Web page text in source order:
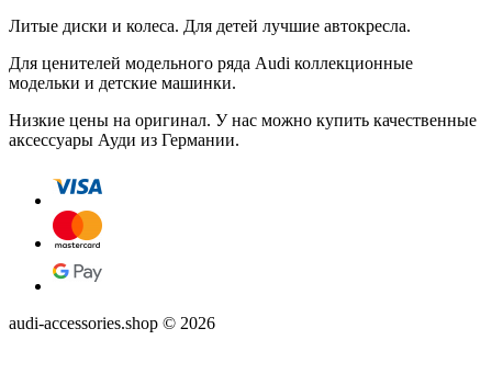
Литые диски и колеса. Для детей лучшие автокресла.
Для ценителей модельного ряда Audi коллекционные
модельки и детские машинки.
Низкие цены на оригинал. У нас можно купить качественные
аксессуары Ауди из Германии.
audi-accessories.shop © 2026